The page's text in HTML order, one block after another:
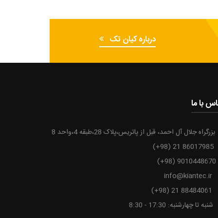
درباره کیان تک
با ما
بزرگراه جلال آل احمد، قبل از پاتریس،پلاک 28،طبقه 4،واحد 8
(+98) 21 86017985
(+98) 9010448670
info@kiantec.ir
(+98) 21 88484061
شنبه تا چهارشنبه: 17:30 - 8:30